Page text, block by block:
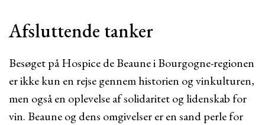
Afsluttende tanker
Besøget på Hospice de Beaune i Bourgogne-regionen
er ikke kun en rejse gennem historien og vinkulturen,
men også en oplevelse af solidaritet og lidenskab for
vin. Beaune og dens omgivelser er en sand perle for